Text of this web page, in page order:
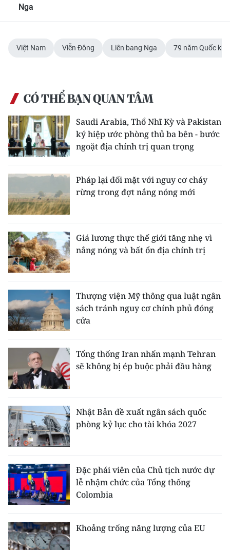
Nga
Việt Nam Viễn Đông Liên bang Nga 79 năm Quốc
CÓ THỂ BẠN QUAN TÂM
Saudi Arabia, Thổ Nhĩ Kỳ và Pakistan
ký hiệp ước phòng thủ ba bên - bước
ngoặt địa chính trị quan trọng
Pháp lại đối mặt với nguy cơ cháy
rừng trong đợt nắng nóng mới
Giá lương thực thế giới tăng nhẹ vì
nắng nóng và bất ổn địa chính trị
Thượng viện Mỹ thông qua luật ngân
sách tránh nguy cơ chính phủ đóng
cửa
Tổng thống Iran nhấn mạnh Tehran
sẽ không bị ép buộc phải đầu hàng
Nhật Bản đề xuất ngân sách quốc
phòng kỷ lục cho tài khóa 2027
Đặc phái viên của Chủ tịch nước dự
lễ nhậm chức của Tổng thống
Colombia
Khoảng trống năng lượng của EU